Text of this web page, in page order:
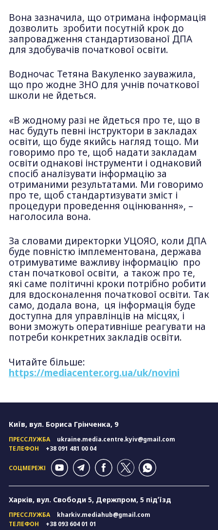
Вона зазначила, що отримана інформація
дозволить зробити посутній крок до
запровадження стандартизованої ДПА
для здобувачів початкової освіти.
Водночас Тетяна Вакуленко зауважила,
що про жодне ЗНО для учнів початкової
школи не йдеться.
«В жодному разі не йдеться про те, що в
нас будуть певні інструктори в закладах
освіти, що буде якийсь нагляд тощо. Ми
говоримо про те, щоб надати закладам
освіти однакові інструменти і однаковий
спосіб аналізувати інформацію за
отриманими результатами. Ми говоримо
про те, щоб стандартизувати зміст і
процедури проведення оцінювання», –
наголосила вона.
За словами директорки УЦОЯО, коли ДПА
буде повністю імплементована, держава
отримуватиме важливу інформацію про
стан початкової освіти, а також про те,
які саме політичні кроки потрібно робити
для вдосконалення початкової освіти. Так
само, додала вона, ця інформація буде
доступна для управлінців на місцях, і
вони зможуть оперативніше реагувати на
потреби конкретних закладів освіти.
Читайте більше:
https://mediacenter.org.ua/uk/novini
Київ, вул. Бориса Грінченка, 9
ПРЕССЛУЖБА
ukraine.media.centre.kyiv@gmail.com
ТЕЛЕФОН
+38 091 481 00 04
СОЦМЕРЕЖІ
Харків, вул. Свободи 5, Держпром, 5 підʼїзд
ПРЕССЛУЖБА
kharkiv.mediahub@gmail.com
ТЕЛЕФОН
+38 093 604 01 01